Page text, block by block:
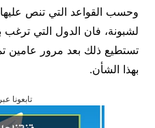
لشبونة، فان الدول التي ترغب
تستطيع ذلك بعد مرور عامين
بهذا الشأن.
تابعونا